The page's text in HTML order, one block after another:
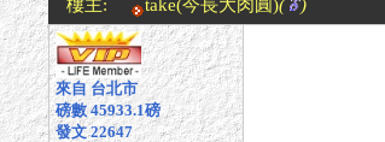
樓主: take(今長大肉圓)( )
來自 台北市
磅數 45933.1磅
發文 22647